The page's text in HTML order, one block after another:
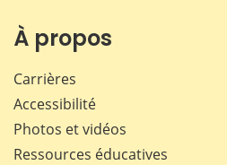
À propos
Carrières
Accessibilité
Photos et vidéos
Ressources éducatives